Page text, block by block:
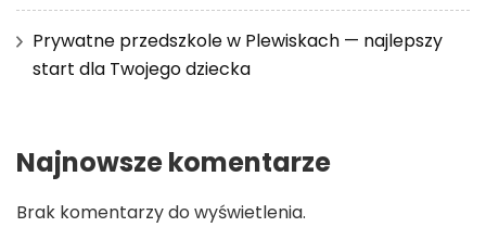
Prywatne przedszkole w Plewiskach — najlepszy
start dla Twojego dziecka
Najnowsze komentarze
Brak komentarzy do wyświetlenia.